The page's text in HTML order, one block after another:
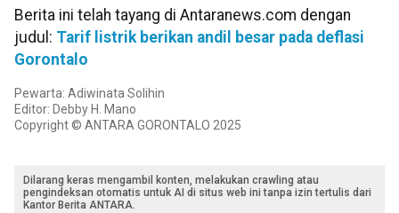
Berita ini telah tayang di Antaranews.com dengan
judul: Tarif listrik berikan andil besar pada deflasi
Gorontalo
Pewarta: Adiwinata Solihin
Editor: Debby H. Mano
Copyright © ANTARA GORONTALO 2025
Dilarang keras mengambil konten, melakukan crawling atau
pengindeksan otomatis untuk AI di situs web ini tanpa izin tertulis dari
Kantor Berita ANTARA.